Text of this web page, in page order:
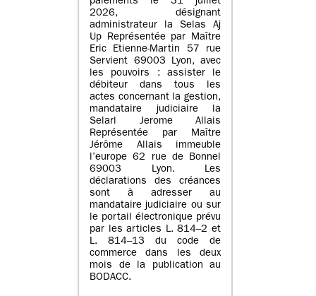
2026, désignant
administrateur la Selas Aj
Up Représentée par Maître
Eric Etienne-Martin 57 rue
Servient 69003 Lyon, avec
les pouvoirs : assister le
débiteur dans tous les
actes concernant la gestion,
mandataire judiciaire la
Selarl Jerome Allais
Représentée par Maître
Jérôme Allais immeuble
l’europe 62 rue de Bonnel
69003 Lyon. Les
déclarations des créances
sont à adresser au
mandataire judiciaire ou sur
le portail électronique prévu
par les articles L. 814–2 et
L. 814–13 du code de
commerce dans les deux
mois de la publication au
BODACC.